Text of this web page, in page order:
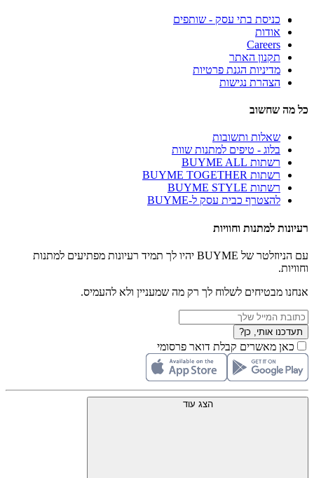
כניסת בתי עסק - שותפים
אודות
Careers
תקנון האתר
מדיניות הגנת פרטיות
הצהרת נגישות
כל מה שחשוב
שאלות ותשובות
בלוג - טיפים למתנות שוות
רשתות BUYME ALL
רשתות BUYME TOGETHER
רשתות BUYME STYLE
להצטרף כבית עסק ל-BUYME
רעיונות למתנות וחוויות
עם הניוזלטר של BUYME יהיו לך תמיד רעיונות מפתיעים למתנות
וחוויות.
אנחנו מבטיחים לשלוח לך רק מה שמעניין ולא להעמיס.
תעדכנו אותי, כן?
כאן מאשרים קבלת דואר פרסומי
הצג עוד